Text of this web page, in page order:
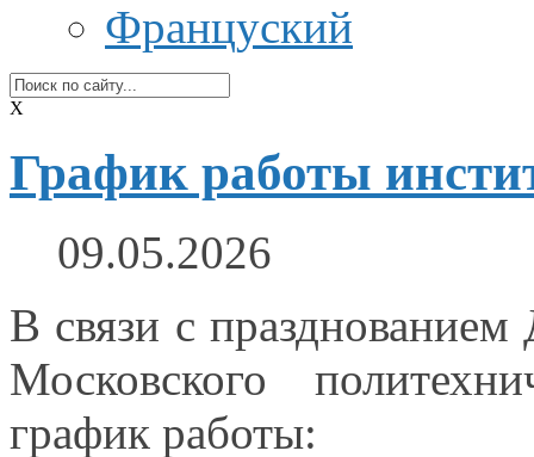
Француский
X
График работы
09.05.2026
В связи с празднованием
Московского
график работы: